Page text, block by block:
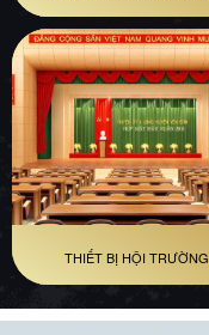
THIẾT BỊ HỘI TRƯỜNG